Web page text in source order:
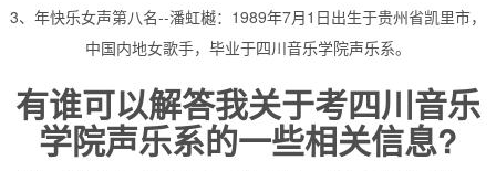
3、年快乐女声第八名--潘虹樾：1989年7月1日出生于贵州省凯里市，
中国内地女歌手，毕业于四川音乐学院声乐系。
有谁可以解答我关于考四川音乐
学院声乐系的一些相关信息?